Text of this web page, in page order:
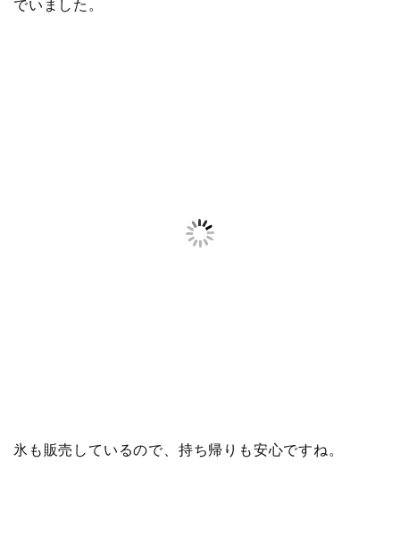
でいました。
氷も販売しているので、持ち帰りも安心ですね。